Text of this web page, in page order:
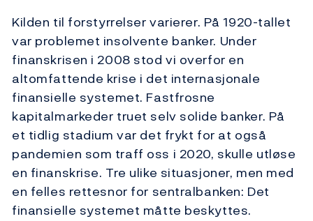
Kilden til forstyrrelser varierer. På 1920-tallet
var problemet insolvente banker. Under
finanskrisen i 2008 stod vi overfor en
altomfattende krise i det internasjonale
finansielle systemet. Fastfrosne
kapitalmarkeder truet selv solide banker. På
et tidlig stadium var det frykt for at også
pandemien som traff oss i 2020, skulle utløse
en finanskrise. Tre ulike situasjoner, men med
en felles rettesnor for sentralbanken: Det
finansielle systemet måtte beskyttes.